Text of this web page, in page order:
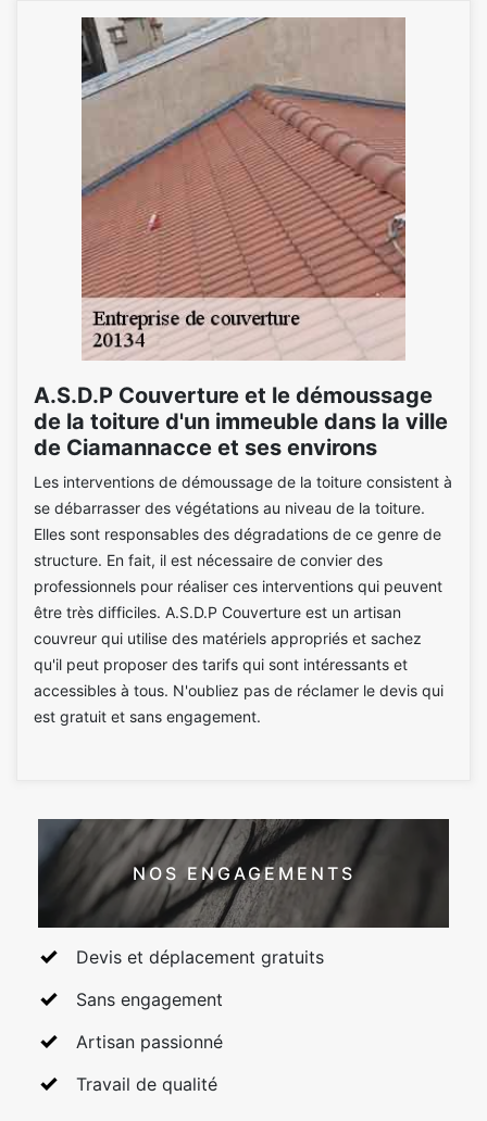
A.S.D.P Couverture et le démoussage
de la toiture d'un immeuble dans la ville
de Ciamannacce et ses environs
Les interventions de démoussage de la toiture consistent à
se débarrasser des végétations au niveau de la toiture.
Elles sont responsables des dégradations de ce genre de
structure. En fait, il est nécessaire de convier des
professionnels pour réaliser ces interventions qui peuvent
être très difficiles. A.S.D.P Couverture est un artisan
couvreur qui utilise des matériels appropriés et sachez
qu'il peut proposer des tarifs qui sont intéressants et
accessibles à tous. N'oubliez pas de réclamer le devis qui
est gratuit et sans engagement.
NOS ENGAGEMENTS
Devis et déplacement gratuits
Sans engagement
Artisan passionné
Travail de qualité